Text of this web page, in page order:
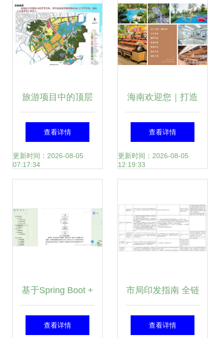
发战略
旅游项目中的顶层
设计、策划、规划
及其相互关系
查看详情
更新时间：2026-08-05
07:17:34
海南欢迎您｜打造
旅游开发项目策划
与线上购房咨询一
查看详情
更新时间：2026-08-05
12:19:33
基于Spring Boot +
Vue + MySQL的入
查看详情
市局印发指南 全链
条环境要求覆盖建
查看详情